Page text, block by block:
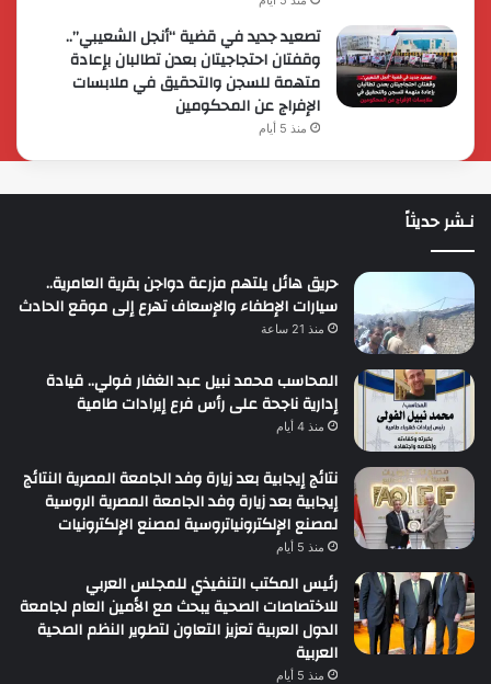
تصعيد جديد في قضية “أنجل الشعيبي”..
وقفتان احتجاجيتان بعدن تطالبان بإعادة
متهمة للسجن والتحقيق في ملابسات
الإفراج عن المحكومين
منذ 5 أيام
نـشر حديثاً
حريق هائل يلتهم مزرعة دواجن بقرية العامرية..
سيارات الإطفاء والإسعاف تهرع إلى موقع الحادث
منذ 21 ساعة
المحاسب محمد نبيل عبد الغفار فولي.. قيادة
إدارية ناجحة على رأس فرع إيرادات طامية
منذ 4 أيام
نتائج إيجابية بعد زيارة وفد الجامعة المصرية النتائج
إيجابية بعد زيارة وفد الجامعة المصرية الروسية
لمصنع الإلكترونياتروسية لمصنع الإلكترونيات
منذ 5 أيام
رئيس المكتب التنفيذي للمجلس العربي
للاختصاصات الصحية يبحث مع الأمين العام لجامعة
الدول العربية تعزيز التعاون لتطوير النظم الصحية
العربية
منذ 5 أيام